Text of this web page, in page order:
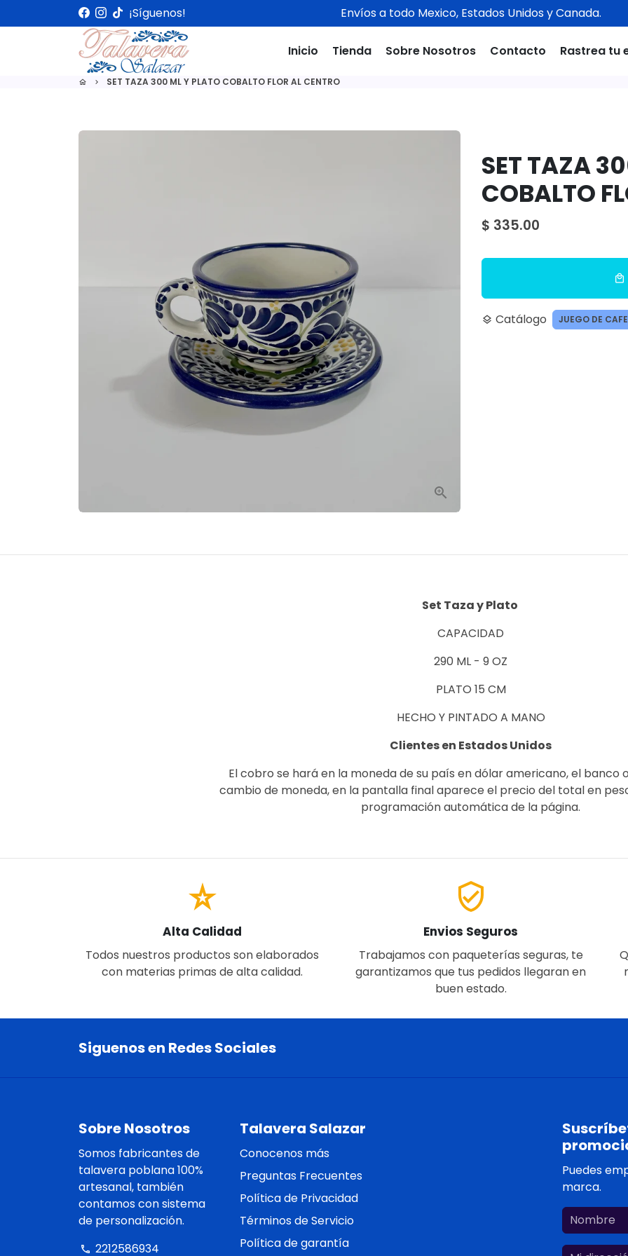
directamente
¡Síguenos! Envíos a todo Mexico, Estados Unidos y Canada.
Inicio Tienda Sobre Nosotros Contacto Rastrea tu
home keyboard_arrow_right SET TAZA 300 ML Y PLATO COBALTO FLOR AL CENTRO
SET TAZA
COBALTO
$ 335.00
local_mall
layers Catálogo JUEGO DE CAFE
Set Taza y Plato
CAPACIDAD
290 ML - 9 OZ
PLATO 15 CM
HECHO Y PINTADO A MANO
Clientes en Estados Unidos
El cobro se hará en la moneda de su país en dólar americano, el banco
cambio de moneda, en la pantalla final aparece el precio del total en
programación automática de la página.
star_rate
Alta Calidad
Todos nuestros productos son elaborados
con materias primas de alta calidad.
verified_user
Envios Seguros
Trabajamos con paqueterías seguras, te
garantizamos que tus pedidos llegaran en
buen estado.
Siguenos en Redes Sociales
Sobre Nosotros
Somos fabricantes de
talavera poblana 100%
artesanal, también
contamos con sistema
de personalización.
phone 2212586934
Talavera Salazar
Conocenos más
Preguntas Frecuentes
Política de Privacidad
Términos de Servicio
Política de garantía
Puedes
marca.